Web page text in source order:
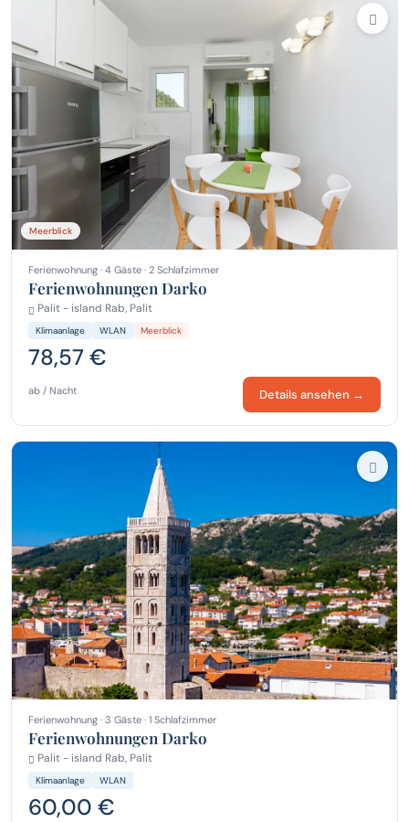
Meerblick
Ferienwohnung · 4 Gäste · 2 Schlafzimmer
Ferienwohnungen Darko
Palit - island Rab, Palit
Klimaanlage WLAN Meerblick
78,57 €
ab / Nacht Details ansehen →
Ferienwohnung · 3 Gäste · 1 Schlafzimmer
Ferienwohnungen Darko
Palit - island Rab, Palit
Klimaanlage WLAN
60,00 €